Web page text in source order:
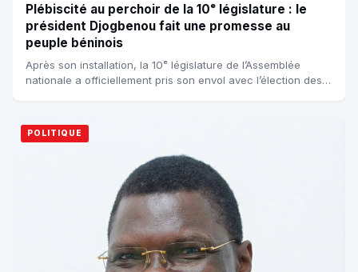
Plébiscité au perchoir de la 10ᵉ législature : le
président Djogbenou fait une promesse au
peuple béninois
Après son installation, la 10ᵉ législature de l’Assemblée
nationale a officiellement pris son envol avec l’élection des
POLITIQUE